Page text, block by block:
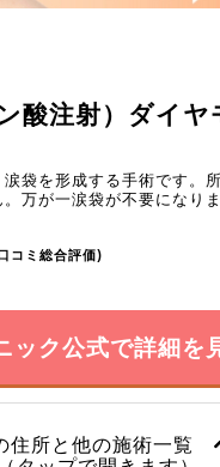
酸注射）ダイ
袋を形成する手術です。
万が一涙袋が不要になり
コミ総合評価)
ック公式で詳細を
住所と他の施術一覧